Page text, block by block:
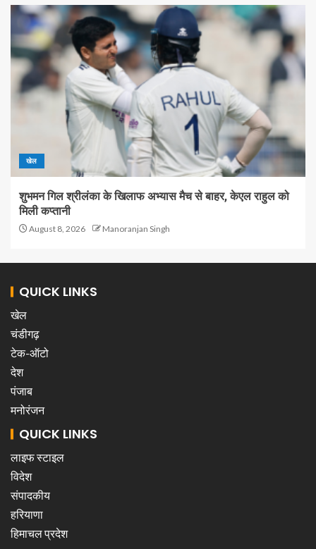
खेल
शुभमन गिल श्रीलंका के खिलाफ अभ्यास मैच से बाहर, केएल राहुल को
मिली कप्तानी
August 8, 2026 Manoranjan Singh
QUICK LINKS
खेल
चंडीगढ़
टेक-ऑटो
देश
पंजाब
मनोरंजन
QUICK LINKS
लाइफ स्टाइल
विदेश
संपादकीय
हरियाणा
हिमाचल प्रदेश